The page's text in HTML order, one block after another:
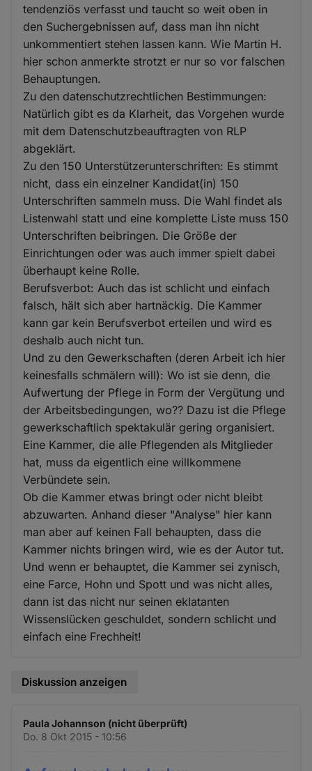
tendenziös verfasst und taucht so weit oben in
den Suchergebnissen auf, dass man ihn nicht
unkommentiert stehen lassen kann. Wie Martin H.
hier schon anmerkte strotzt er nur so vor falschen
Behauptungen.
Zu den datenschutzrechtlichen Bestimmungen:
Natürlich gibt es da Klarheit, das Vorgehen wurde
mit dem Datenschutzbeauftragten von RLP
abgeklärt.
Zu den 150 Unterstützerunterschriften: Es stimmt
nicht, dass ein einzelner Kandidat(in) 150
Unterschriften sammeln muss. Die Wahl findet als
Listenwahl statt und eine komplette Liste muss 150
Unterschriften beibringen. Die Größe der
Einrichtungen oder was auch immer spielt dabei
überhaupt keine Rolle.
Berufsverbot: Auch das ist schlicht und einfach
falsch, hält sich aber hartnäckig. Die Kammer
kann gar kein Berufsverbot erteilen und wird es
deshalb auch nicht tun.
Und zu den Gewerkschaften (deren Arbeit ich hier
keinesfalls schmälern will): Wo ist sie denn, die
Aufwertung der Pflege in Form der Vergütung und
der Arbeitsbedingungen, wo?? Dazu ist die Pflege
gewerkschaftlich spektakulär gering organisiert.
Eine Kammer, die alle Pflegenden als Mitglieder
hat, muss da eigentlich eine willkommene
Verbündete sein.
Ob die Kammer etwas bringt oder nicht bleibt
abzuwarten. Anhand dieser "Analyse" hier kann
man aber auf keinen Fall behaupten, dass die
Kammer nichts bringen wird, wie es der Autor tut.
Und wenn er behauptet, die Kammer sei zynisch,
eine Farce, Hohn und Spott und was nicht alles,
dann ist das nicht nur seinen eklatanten
Wissenslücken geschuldet, sondern schlicht und
einfach eine Frechheit!
Diskussion anzeigen
Paula Johannson (nicht überprüft)
Do. 8 Okt 2015 - 10:56